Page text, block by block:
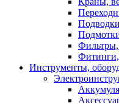
Фильтры,
Инструменты,